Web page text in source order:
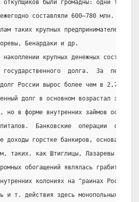
откупщиков были громадны: одни только
составляли 600—780 млн. руб.
таких крупных предпринимателей,
Бенардаки и др.
накоплении крупных денежных состояний
государственного  долга.  За
долг России вырос более чем в 2,7
долг в основном возрастал за
но в форме внутренних займов оседал
Банковские  операции  с
доходы горстке банкиров,
таких, как Штиглицы, Лазаревы и др.
обогащений являлась
колониях на ^раинах
и т. действия здесь монопольных